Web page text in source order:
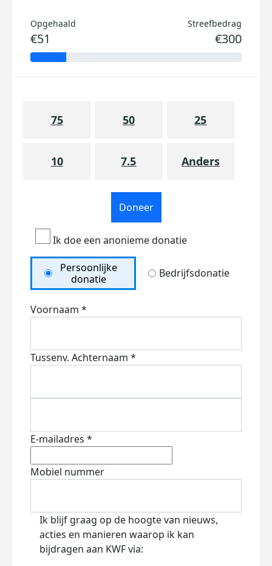
Opgehaald
€51
Streefbedrag
€300
75 50 25
10 7.5 Anders
Doneer
Ik doe een anonieme donatie
Persoonlijke
donatie
Bedrijfsdonatie
Voornaam *
Tussenv. Achternaam *
E-mailadres *
Mobiel nummer
Ik blijf graag op de hoogte van nieuws,
acties en manieren waarop ik kan
bijdragen aan KWF via: